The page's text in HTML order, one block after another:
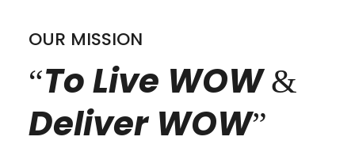
OUR MISSION
“To Live WOW&
Deliver WOW”